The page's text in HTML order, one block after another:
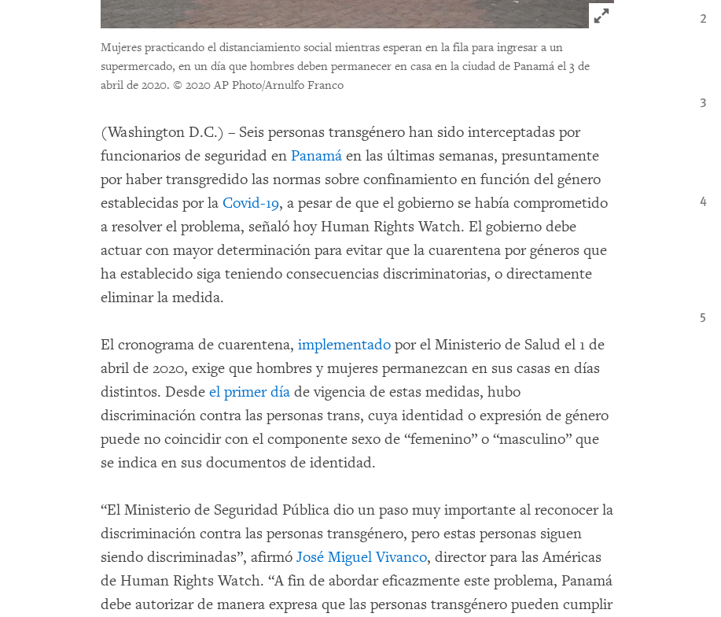
Click to expand
Mujeres practicando el distanciamiento social mientras esperan en la fila para ingresar a un
supermercado, en un día que hombres deben permanecer en casa en la ciudad de Panamá el 3 de
abril de 2020. © 2020 AP Photo/Arnulfo Franco
(Washington D.C.) – Seis personas transgénero han sido interceptadas por
funcionarios de seguridad en Panamá en las últimas semanas, presuntamente
por haber transgredido las normas sobre confinamiento en función del género
establecidas por la Covid-19, a pesar de que el gobierno se había comprometido
a resolver el problema, señaló hoy Human Rights Watch. El gobierno debe
actuar con mayor determinación para evitar que la cuarentena por géneros que
ha establecido siga teniendo consecuencias discriminatorias, o directamente
eliminar la medida.
El cronograma de cuarentena, implementado por el Ministerio de Salud el 1 de
abril de 2020, exige que hombres y mujeres permanezcan en sus casas en días
distintos. Desde el primer día de vigencia de estas medidas, hubo
discriminación contra las personas trans, cuya identidad o expresión de género
puede no coincidir con el componente sexo de “femenino” o “masculino” que
se indica en sus documentos de identidad.
“El Ministerio de Seguridad Pública dio un paso muy importante al reconocer la
discriminación contra las personas transgénero, pero estas personas siguen
siendo discriminadas”, afirmó José Miguel Vivanco, director para las Américas
de Human Rights Watch. “A fin de abordar eficazmente este problema, Panamá
debe autorizar de manera expresa que las personas transgénero pueden cumplir